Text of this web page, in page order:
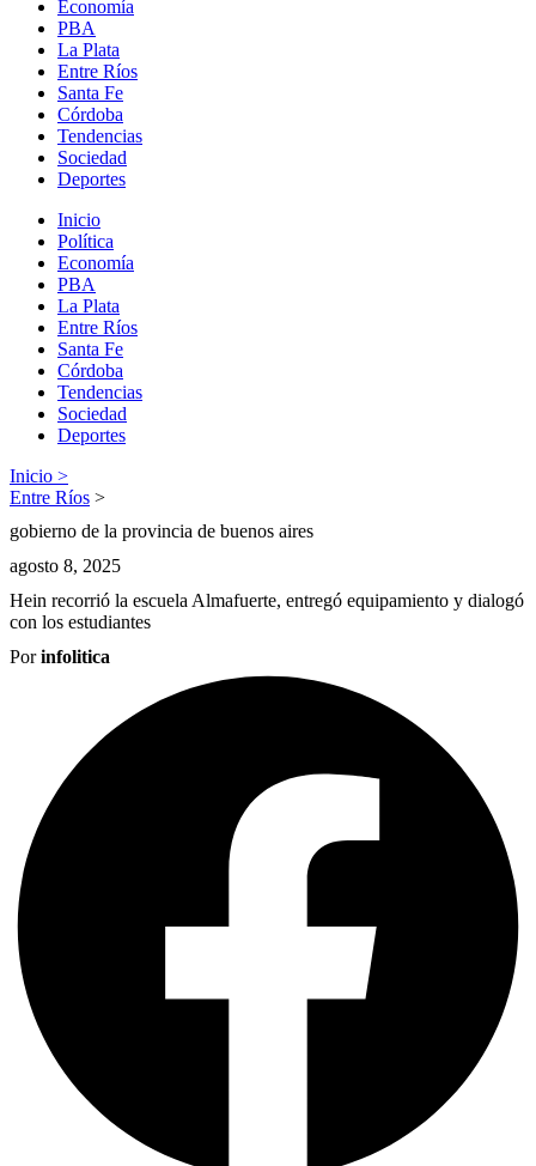
Economía
PBA
La Plata
Entre Ríos
Santa Fe
Córdoba
Tendencias
Sociedad
Deportes
Inicio
Política
Economía
PBA
La Plata
Entre Ríos
Santa Fe
Córdoba
Tendencias
Sociedad
Deportes
Inicio >
Entre Ríos >
gobierno de la provincia de buenos aires
agosto 8, 2025
Hein recorrió la escuela Almafuerte, entregó equipamiento y dialogó
con los estudiantes
Porinfolitica